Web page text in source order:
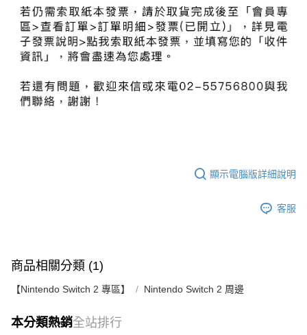
顯示電腦版詳細說明
客服
商品相關分類 (1)
【Nintendo Switch 2 專區】 Nintendo Switch 2 周邊
本分類熱銷全站排行